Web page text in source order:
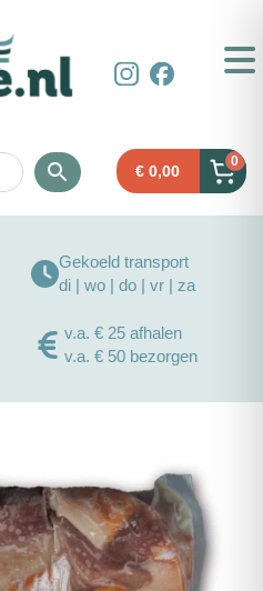
€ 0,00
0
Gekoeld transport
di | wo | do | vr | za
v.a. € 25 afhalen
v.a. € 50 bezorgen